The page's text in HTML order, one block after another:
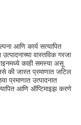
आणि कार्य सत्यापित
वास्तविक गरजा
काही समस्या असू
की जास्त प्रमाणात जटिल
प्रमाणात उत्पादनात
आणि ऑप्टिमाइझ करणे